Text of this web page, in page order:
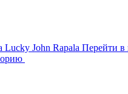
Lucky John Rapala Перейти в